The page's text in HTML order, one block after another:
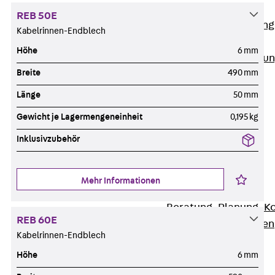
Bodengeführte
Rechenzentrum
Funktionserhalt
Montage
Beratung, Planung,
Individuelle Lösungen
REB 50E
Kabelrinnen-Endblech
Höhe 6 mm
Breite 490 mm
Länge 50 mm
Gewicht je Lagermengeneinheit 0,195 kg
Inklusivzubehör
Mehr Informationen
REB 60E
Kabelrinnen-Endblech
Höhe 6 mm